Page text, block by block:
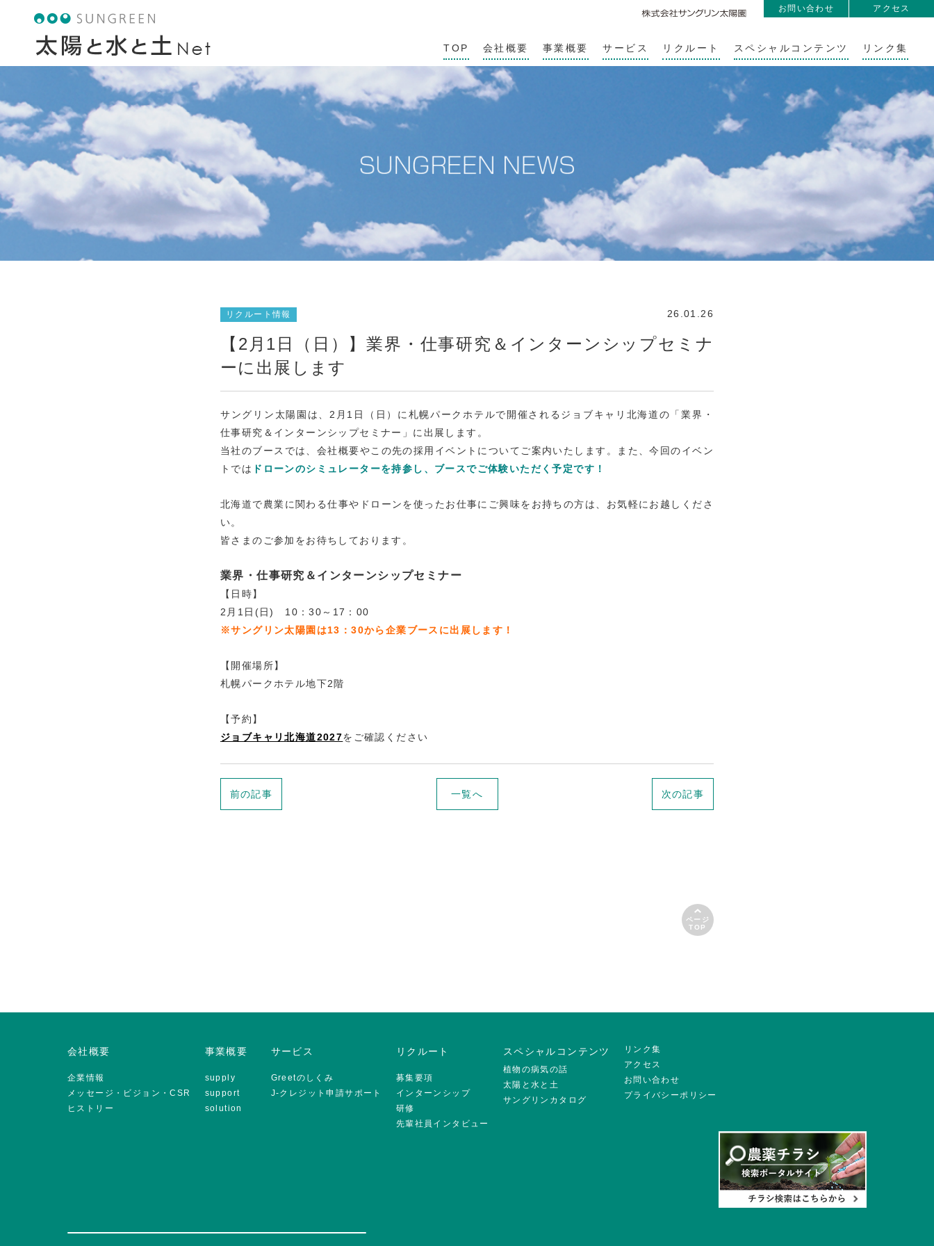
お問い合わせ アクセス
TOP 会社概要 事業概要 サービス リクルート スペシャルコンテンツ リンク集
リクルート情報 26.01.26
【2月1日（日）】業界・仕事研究＆インターンシップセミナ
ーに出展します
サングリン太陽園は、2月1日（日）に札幌パークホテルで開催されるジョブキャリ北海道の「業界・
仕事研究＆インターンシップセミナー」に出展します。
当社のブースでは、会社概要やこの先の採用イベントについてご案内いたします。また、今回のイベン
トでは ドローンのシミュレーターを持参し、ブースでご体験いただく予定です！
北海道で農業に関わる仕事やドローンを使ったお仕事にご興味をお持ちの方は、お気軽にお越しくださ
い。
皆さまのご参加をお待ちしております。
業界・仕事研究＆インターンシップセミナー
【日時】
2月1日(日) 10：30～17：00
※サングリン太陽園は13：30から企業ブースに出展します！
【開催場所】
札幌パークホテル地下2階
【予約】
ジョブキャリ北海道2027をご確認ください
前の記事 次の記事
一覧へ
ページ
TOP
会社概要
企業情報
メッセージ・ビジョン・CSR
ヒストリー
事業概要
supply
support
solution
サービス
Greetのしくみ
J-クレジット申請サポート
リクルート
募集要項
インターンシップ
研修
先輩社員インタビュー
スペシャルコンテンツ
植物の病気の話
太陽と水と土
サングリンカタログ
リンク集
アクセス
お問い合わせ
プライバシーポリシー